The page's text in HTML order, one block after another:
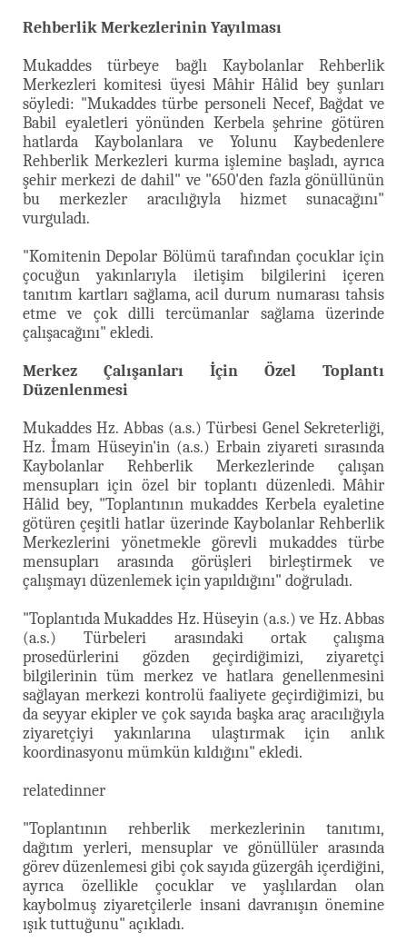
Rehberlik Merkezlerinin Yayılması
Mukaddes türbeye bağlı Kaybolanlar Rehberlik
Merkezleri komitesi üyesi Mâhir Hâlid bey şunları
söyledi: "Mukaddes türbe personeli Necef, Bağdat ve
Babil eyaletleri yönünden Kerbela şehrine götüren
hatlarda Kaybolanlara ve Yolunu Kaybedenlere
Rehberlik Merkezleri kurma işlemine başladı, ayrıca
şehir merkezi de dahil" ve "650'den fazla gönüllünün
bu merkezler aracılığıyla hizmet sunacağını"
vurguladı.
"Komitenin Depolar Bölümü tarafından çocuklar için
çocuğun yakınlarıyla iletişim bilgilerini içeren
tanıtım kartları sağlama, acil durum numarası tahsis
etme ve çok dilli tercümanlar sağlama üzerinde
çalışacağını" ekledi.
Merkez Çalışanları İçin Özel Toplantı
Düzenlenmesi
Mukaddes Hz. Abbas (a.s.) Türbesi Genel Sekreterliği,
Hz. İmam Hüseyin'in (a.s.) Erbain ziyareti sırasında
Kaybolanlar Rehberlik Merkezlerinde çalışan
mensupları için özel bir toplantı düzenledi. Mâhir
Hâlid bey, "Toplantının mukaddes Kerbela eyaletine
götüren çeşitli hatlar üzerinde Kaybolanlar Rehberlik
Merkezlerini yönetmekle görevli mukaddes türbe
mensupları arasında görüşleri birleştirmek ve
çalışmayı düzenlemek için yapıldığını" doğruladı.
"Toplantıda Mukaddes Hz. Hüseyin (a.s.) ve Hz. Abbas
(a.s.) Türbeleri arasındaki ortak çalışma
prosedürlerini gözden geçirdiğimizi, ziyaretçi
bilgilerinin tüm merkez ve hatlara genellenmesini
sağlayan merkezi kontrolü faaliyete geçirdiğimizi, bu
da seyyar ekipler ve çok sayıda başka araç aracılığıyla
ziyaretçiyi yakınlarına ulaştırmak için anlık
koordinasyonu mümkün kıldığını" ekledi.
relatedinner
"Toplantının rehberlik merkezlerinin tanıtımı,
dağıtım yerleri, mensuplar ve gönüllüler arasında
görev düzenlemesi gibi çok sayıda güzergâh içerdiğini,
ayrıca özellikle çocuklar ve yaşlılardan olan
kaybolmuş ziyaretçilerle insani davranışın önemine
ışık tuttuğunu" açıkladı.